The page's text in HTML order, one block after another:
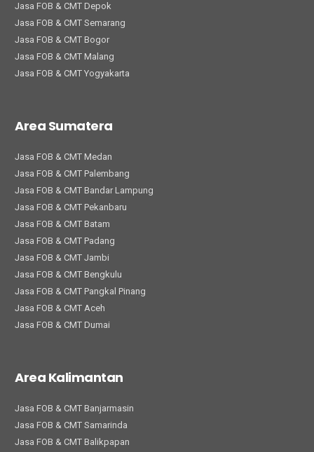
Jasa FOB & CMT Depok
Jasa FOB & CMT Semarang
Jasa FOB & CMT Bogor
Jasa FOB & CMT Malang
Jasa FOB & CMT Yogyakarta
Area Sumatera
Jasa FOB & CMT Medan
Jasa FOB & CMT Palembang
Jasa FOB & CMT Bandar Lampung
Jasa FOB & CMT Pekanbaru
Jasa FOB & CMT Batam
Jasa FOB & CMT Padang
Jasa FOB & CMT Jambi
Jasa FOB & CMT Bengkulu
Jasa FOB & CMT Pangkal Pinang
Jasa FOB & CMT Aceh
Jasa FOB & CMT Dumai
Area Kalimantan
Jasa FOB & CMT Banjarmasin
Jasa FOB & CMT Samarinda
Jasa FOB & CMT Balikpapan